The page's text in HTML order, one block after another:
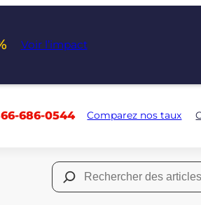
Voir l’impact
686-0544 Comparez nos taux
Rechercher :